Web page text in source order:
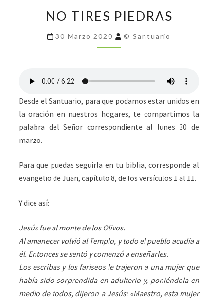
TIRES
PIEDRAS
NO TIRES PIEDRAS
30 Marzo 2020 © Santuario
Desde el Santuario, para que podamos estar unidos en
la oración en nuestros hogares, te compartimos la
palabra del Señor correspondiente al lunes 30 de
marzo.
Para que puedas seguirla en tu biblia, corresponde al
evangelio de Juan, capítulo 8, de los versículos 1 al 11.
Y dice así:
Jesús fue al monte de los Olivos.
Al amanecer volvió al Templo, y todo el pueblo acudía a
él. Entonces se sentó y comenzó a enseñarles.
Los escribas y los fariseos le trajeron a una mujer que
había sido sorprendida en adulterio y, poniéndola en
medio de todos, dijeron a Jesús: «Maestro, esta mujer